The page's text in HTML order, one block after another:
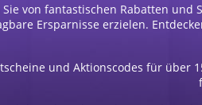
Sie von fantastischen Rabatten
Ersparnisse erzielen.
und Aktionscodes für über